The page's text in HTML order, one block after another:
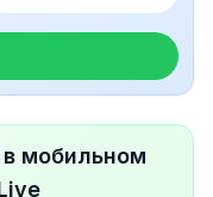
мобильном